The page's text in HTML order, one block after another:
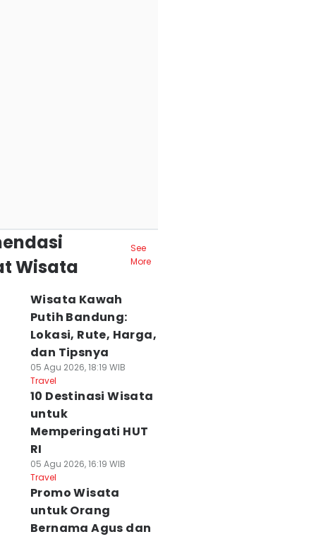
Wisata
See
More
Wisata Kawah
Putih Bandung:
Lokasi, Rute, Harga,
dan Tipsnya
05 Agu 2026, 18:19 WIB
Travel
10 Destinasi Wisata
untuk
Memperingati HUT
RI
05 Agu 2026, 16:19 WIB
Travel
Promo Wisata
untuk Orang
Bernama Agus dan